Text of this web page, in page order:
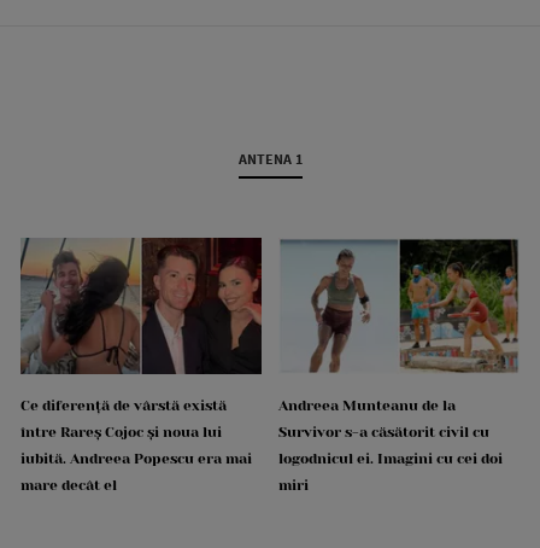
ANTENA 1
Ce diferență de vârstă există
între Rareș Cojoc și noua lui
iubită. Andreea Popescu era mai
mare decât el
Andreea Munteanu de la
Survivor s-a căsătorit civil cu
logodnicul ei. Imagini cu cei doi
miri